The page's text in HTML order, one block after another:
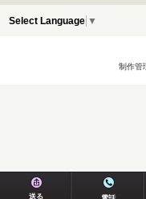
Select Language ▼
制作管
送る